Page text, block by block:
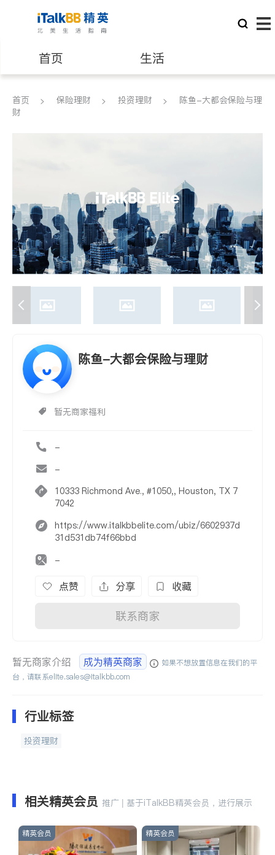
首页 生活
医生 律师
养老 非盈利组织
首页 保险理财 投资理财
陈鱼-大都会保险与理
财
陈鱼-大都会保险与理财
暂无商家福利
-
-
10333 Richmond Ave., #1050,, Houston, TX 7
7042
https://www.italkbbelite.com/ubiz/6602937d
31d531db74f66bbd
-
点赞 分享 收藏
联系商家
暂无商家介绍 成为精英商家
如果不想放置信息在我们的平
台，请联系elite.sales@italkbb.com
行业标签
投资理财
相关精英会员 推广 | 基于iTalkBB精英会员，进行展示
精英会员 精英会员